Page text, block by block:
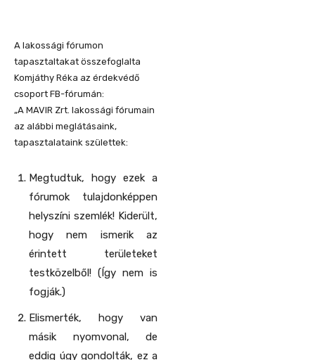
A lakossági fórumon
tapasztaltakat összefoglalta
Komjáthy Réka az érdekvédő
csoport FB-fórumán:
„A MAVIR Zrt. lakossági fórumain
az alábbi meglátásaink,
tapasztalataink születtek:
Megtudtuk, hogy ezek a
fórumok tulajdonképpen
helyszíni szemlék! Kiderült,
hogy nem ismerik az
érintett területeket
testközelből! (Így nem is
fogják.)
Elismerték, hogy van
másik nyomvonal, de
eddig úgy gondolták, ez a